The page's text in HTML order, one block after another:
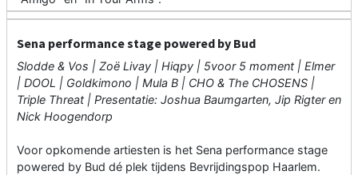
Sena performance stage powered by Bud
Slodde & Vos | Zoë Livay | Hiqpy | 5voor 5 moment | Elmer
| DOOL | Goldkimono | Mula B | CHO & The CHOSENS |
Triple Threat | Presentatie: Joshua Baumgarten, Jip Rigter en
Nick Hoogendorp
Voor opkomende artiesten is het Sena performance stage
powered by Bud dé plek tijdens Bevrijdingspop Haarlem.